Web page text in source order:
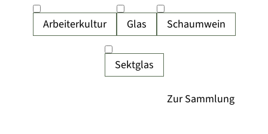
Arbeiterkultur Glas Schaumwein
Sektglas